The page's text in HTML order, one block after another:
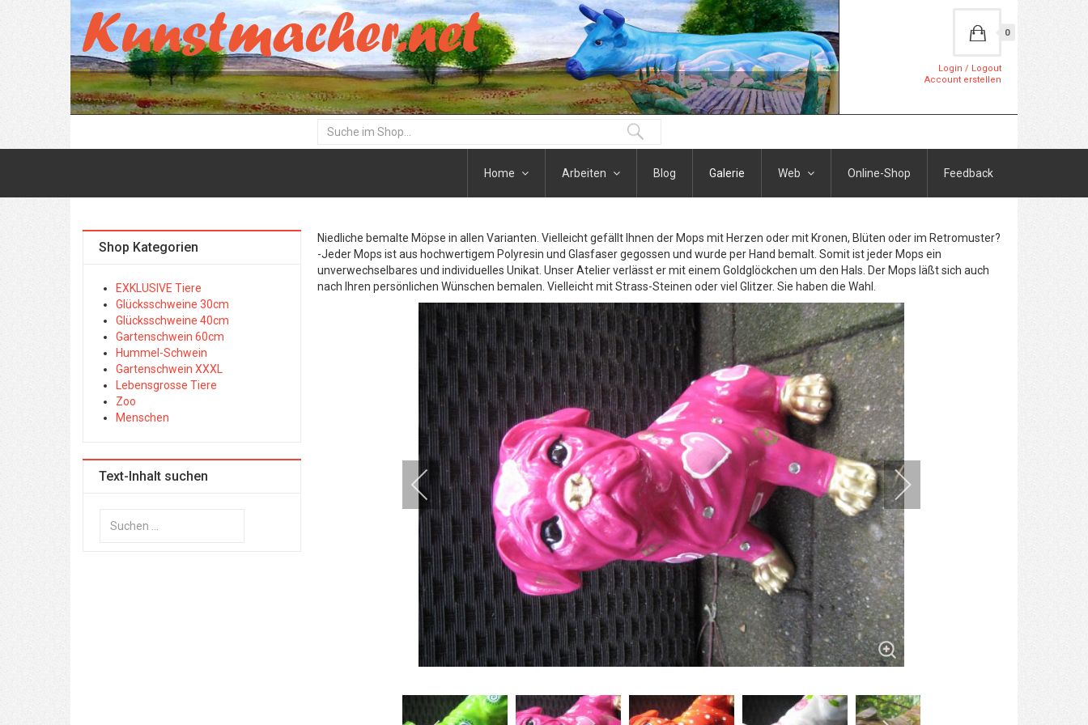
0
Login / Logout
Account erstellen
Home Arbeiten Blog Galerie Web Online-Shop Feedback
Niedliche bemalte Möpse in allen Varianten. Vielleicht gefällt Ihnen der Mops mit Herzen oder mit Kronen, Blüten oder im Retromuster?
-Jeder Mops ist aus hochwertigem Polyresin und Glasfaser gegossen und wurde per Hand bemalt. Somit ist jeder Mops ein
unverwechselbares und individuelles Unikat. Unser Atelier verlässt er mit einem Goldglöckchen um den Hals. Der Mops läßt sich auch
nach Ihren persönlichen Wünschen bemalen. Vielleicht mit Strass-Steinen oder viel Glitzer. Sie haben die Wahl.
Shop Kategorien
EXKLUSIVE Tiere
Glücksschweine 30cm
Glücksschweine 40cm
Gartenschwein 60cm
Hummel-Schwein
Gartenschwein XXXL
Lebensgrosse Tiere
Zoo
Menschen
Text-Inhalt suchen